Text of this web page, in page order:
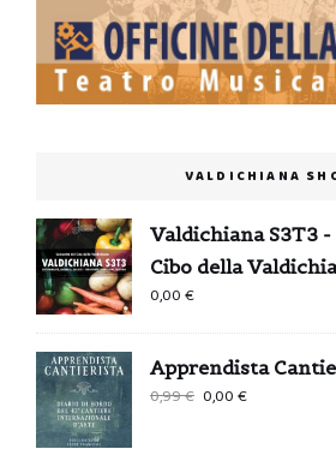
VALDICHIANA
Valdichiana S3T3
Cibo della
0,00€
Apprendista
0,99€ 0,00€